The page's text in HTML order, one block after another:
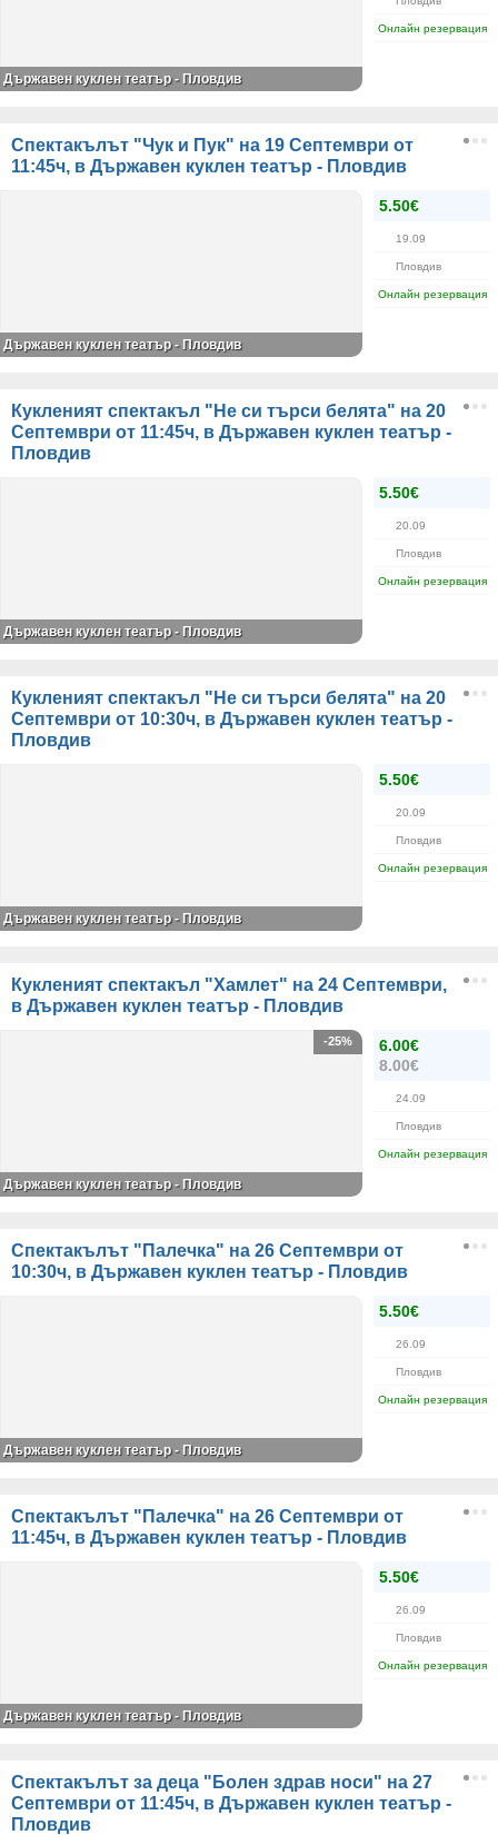
Онлайн резервация
Държавен куклен театър - Пловдив
Спектакълът "Чук и Пук" на 19 Септември от
11:45ч, в Държавен куклен театър - Пловдив
5.50€
19.09
Пловдив
Онлайн резервация
Държавен куклен театър - Пловдив
Кукленият спектакъл "Не си търси белята" на 20
Септември от 11:45ч, в Държавен куклен театър -
Пловдив
5.50€
20.09
Пловдив
Онлайн резервация
Държавен куклен театър - Пловдив
Кукленият спектакъл "Не си търси белята" на 20
Септември от 10:30ч, в Държавен куклен театър -
Пловдив
5.50€
20.09
Пловдив
Онлайн резервация
Държавен куклен театър - Пловдив
Кукленият спектакъл "Хамлет" на 24 Септември,
в Държавен куклен театър - Пловдив
6.00€
8.00€
24.09
Пловдив
Онлайн резервация
-25%
Държавен куклен театър - Пловдив
Спектакълът "Палечка" на 26 Септември от
10:30ч, в Държавен куклен театър - Пловдив
5.50€
26.09
Пловдив
Онлайн резервация
Държавен куклен театър - Пловдив
Спектакълът "Палечка" на 26 Септември от
11:45ч, в Държавен куклен театър - Пловдив
5.50€
26.09
Пловдив
Онлайн резервация
Държавен куклен театър - Пловдив
Спектакълът за деца "Болен здрав носи" на 27
Септември от 11:45ч, в Държавен куклен театър -
Пловдив